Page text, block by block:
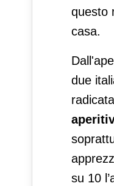
questo
casa.
due
su 10